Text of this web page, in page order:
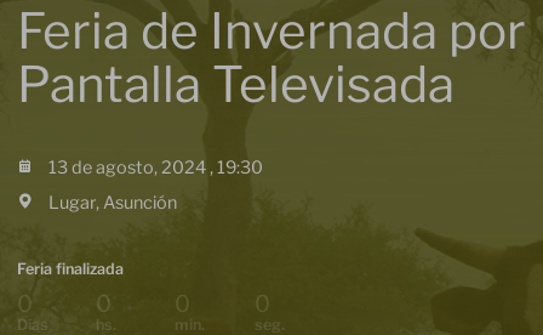
Feria de Invernada por
Pantalla Televisada
13 de agosto, 2024 , 19:30
Lugar, Asunción
Feria finalizada
0
Días
0
hs.
0
min.
0
seg.